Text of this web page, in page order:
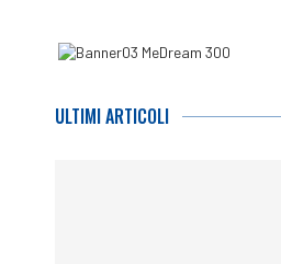
ULTIMI ARTICOLI